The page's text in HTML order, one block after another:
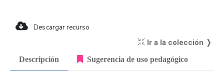
Descargar recurso
Ir a la colección ❭
Descripción Sugerencia de uso pedagógico